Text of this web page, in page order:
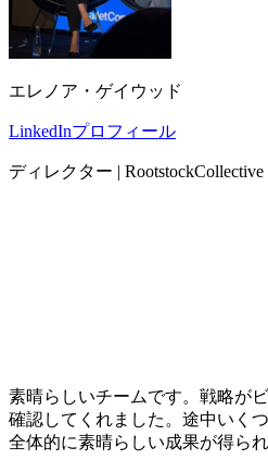
エレノア・ゲイウッド
LinkedInプロフィール
ディレクター | RootstockCollective
素晴らしいチームです。戦略が
確認してくれました。途中いく
全体的に素晴らしい成果が得られ